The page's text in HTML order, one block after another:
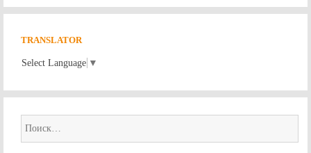
TRANSLATOR
Select Language ▼
Найти: